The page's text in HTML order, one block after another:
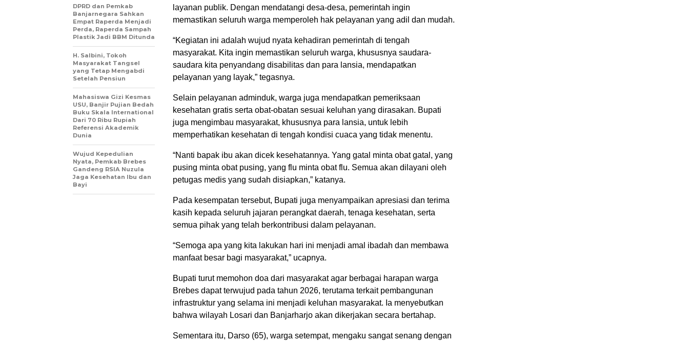
layanan publik. Dengan mendatangi desa-desa, pemerintah ingin
memastikan seluruh warga memperoleh hak pelayanan yang adil dan mudah.
“Kegiatan ini adalah wujud nyata kehadiran pemerintah di tengah
masyarakat. Kita ingin memastikan seluruh warga, khususnya saudara-
saudara kita penyandang disabilitas dan para lansia, mendapatkan
pelayanan yang layak,” tegasnya.
Selain pelayanan adminduk, warga juga mendapatkan pemeriksaan
kesehatan gratis serta obat-obatan sesuai keluhan yang dirasakan. Bupati
juga mengimbau masyarakat, khususnya para lansia, untuk lebih
memperhatikan kesehatan di tengah kondisi cuaca yang tidak menentu.
“Nanti bapak ibu akan dicek kesehatannya. Yang gatal minta obat gatal, yang
pusing minta obat pusing, yang flu minta obat flu. Semua akan dilayani oleh
petugas medis yang sudah disiapkan,” katanya.
Pada kesempatan tersebut, Bupati juga menyampaikan apresiasi dan terima
kasih kepada seluruh jajaran perangkat daerah, tenaga kesehatan, serta
semua pihak yang telah berkontribusi dalam pelayanan.
“Semoga apa yang kita lakukan hari ini menjadi amal ibadah dan membawa
manfaat besar bagi masyarakat,” ucapnya.
Bupati turut memohon doa dari masyarakat agar berbagai harapan warga
Brebes dapat terwujud pada tahun 2026, terutama terkait pembangunan
infrastruktur yang selama ini menjadi keluhan masyarakat. Ia menyebutkan
bahwa wilayah Losari dan Banjarharjo akan dikerjakan secara bertahap.
Sementara itu, Darso (65), warga setempat, mengaku sangat senang dengan
DPRD dan Pemkab
Banjarnegara Sahkan
Empat Raperda Menjadi
Perda, Raperda Sampah
Plastik Jadi BBM Ditunda
H. Salbini, Tokoh
Masyarakat Tangsel
yang Tetap Mengabdi
Setelah Pensiun
Mahasiswa Gizi Kesmas
USU, Banjir Pujian Bedah
Buku Skala International
Dari 70 Ribu Rupiah
Referensi Akademik
Dunia
Wujud Kepedulian
Nyata, Pemkab Brebes
Gandeng RSIA Nuzula
Jaga Kesehatan Ibu dan
Bayi